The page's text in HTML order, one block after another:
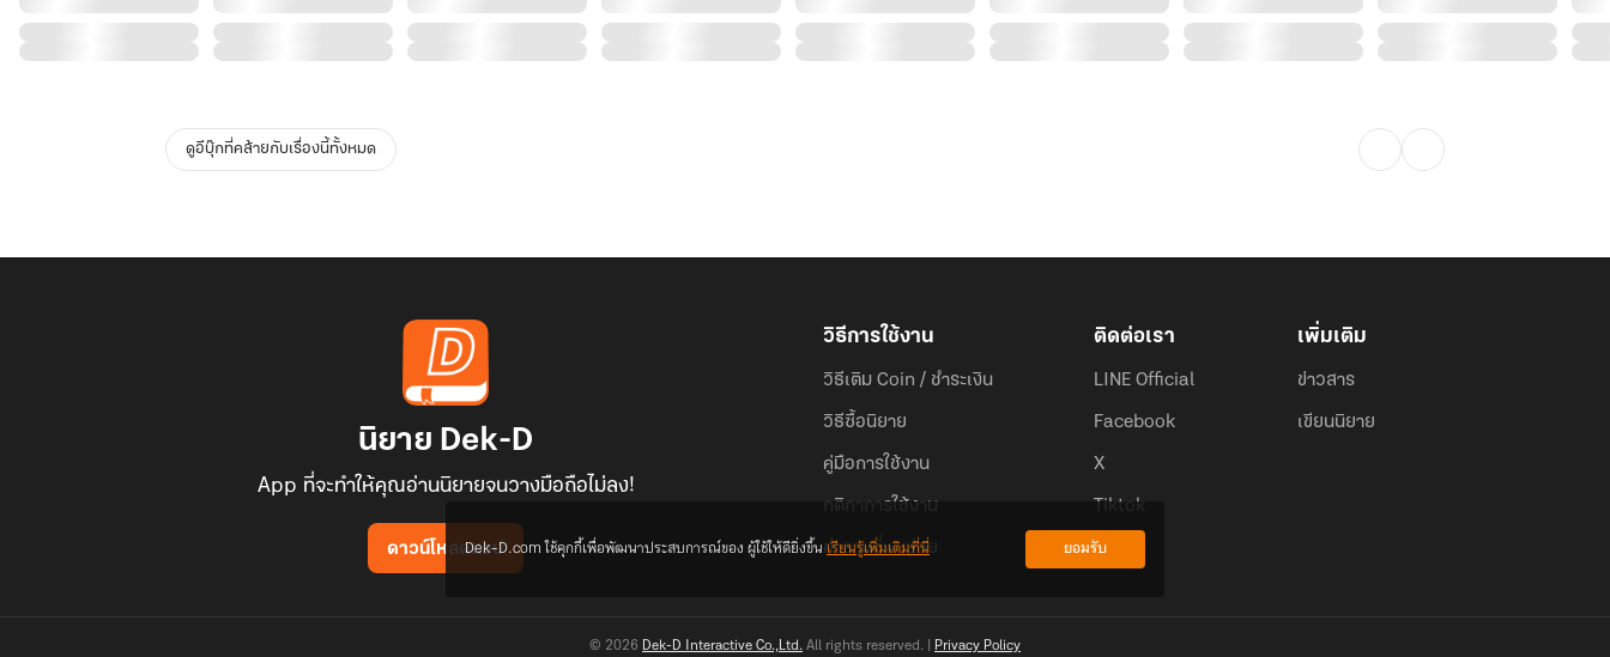
ดูอีบุ๊กที่คล้ายกับเรื่องนี้ทั้งหมด
นิยาย Dek-D
App ที่จะทำให้คุณอ่านนิยายจนวางมือถือไม่ลง!
ดาวน์โหลดแอป
วิธีการใช้งาน
วิธีเติม Coin / ชำระเงิน
วิธีซื้อนิยาย
คู่มือการใช้งาน
กติกาการใช้งาน
คำถามที่พบบ่อย
ติดต่อเรา
LINE Official
Facebook
X
Tiktok
เพิ่มเติม
ข่าวสาร
เขียนนิยาย
© 2026 Dek-D Interactive Co.,Ltd. All rights reserved. | Privacy Policy
Dek-D.com ใช้คุกกี้เพื่อพัฒนาประสบการณ์ของ ผู้ใช้ให้ดียิ่งขึ้นเรียนรู้เพิ่มเติมที่นี่ ยอมรับ